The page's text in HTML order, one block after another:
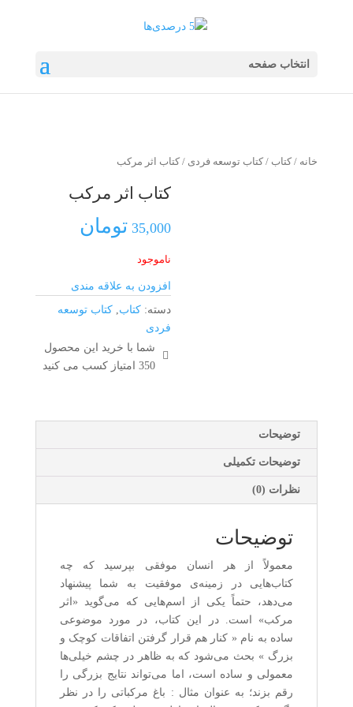
انتخاب صفحه
خانه / کتاب / کتاب توسعه فردی / کتاب اثر مرکب
کتاب اثر مرکب
35,000 تومان
ناموجود
افزودن به علاقه مندی
دسته:کتاب,کتاب توسعه
فردی
شما با خرید این محصول
350 امتیاز کسب می کنید
توضیحات
توضیحات تکمیلی
نظرات (0)
توضیحات
معمولاً از هر انسان موفقی بپرسید که چه
کتاب‌هایی در زمینه‌ی موفقیت به شما پیشنهاد
می‌دهد، حتماً یکی از اسم‌هایی که می‌گوید «اثر
مرکب» است. در این کتاب، در مورد موضوعی
ساده به نام « کنار هم قرار گرفتن اتفاقات کوچک و
بزرگ » بحث می‌شود که به ظاهر در چشم خیلی‌ها
معمولی و ساده است، اما می‌تواند نتایج بزرگی را
رقم بزند؛ به عنوان مثال : باغ مرکباتی را در نظر